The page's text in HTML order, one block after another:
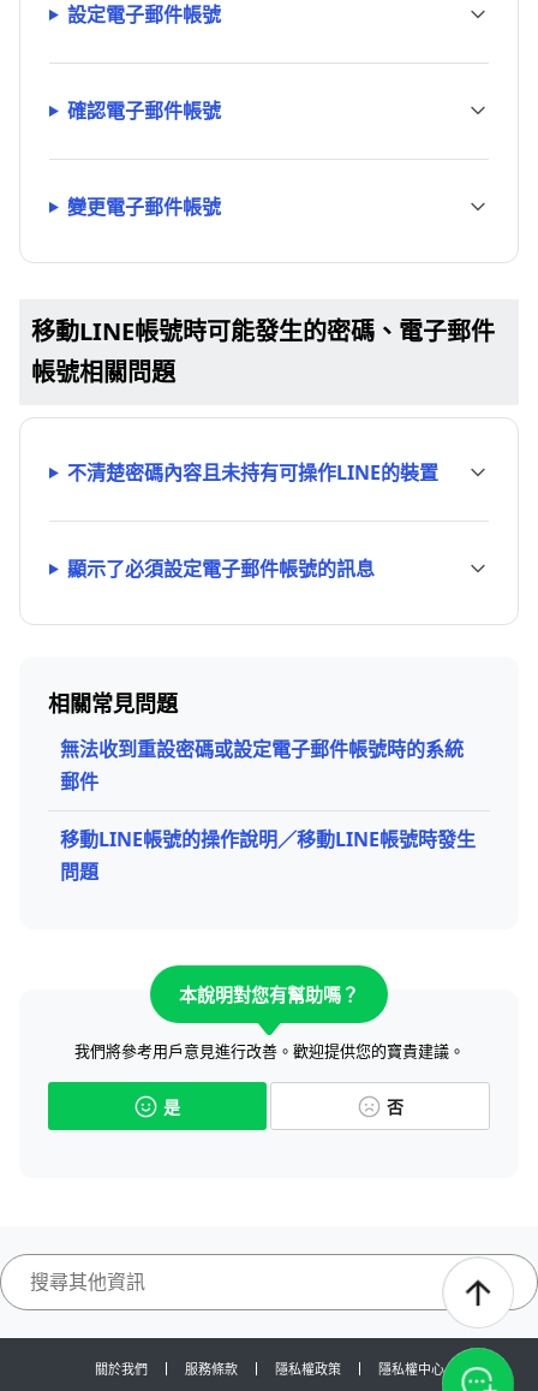
設定電子郵件帳號
確認電子郵件帳號
變更電子郵件帳號
移動LINE帳號時可能發生的密碼、電子郵件
帳號相關問題
不清楚密碼內容且未持有可操作LINE的裝置
顯示了必須設定電子郵件帳號的訊息
相關常見問題
無法收到重設密碼或設定電子郵件帳號時的系統
郵件
移動LINE帳號的操作說明／移動LINE帳號時發生
問題
本說明對您有幫助嗎？
我們將參考用戶意見進行改善。歡迎提供您的寶貴建議。
是 否
關於我們 服務條款 隱私權政策 隱私權中心